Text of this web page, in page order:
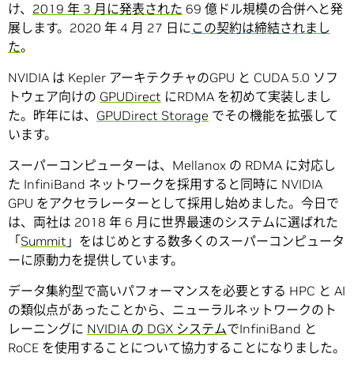
け、 2019 年 3 月に発表された 69 億ドル規模の合併へと発
展します。2020 年 4 月 27 日にこの契約は締結されまし
た。
NVIDIA は Kepler アーキテクチャのGPU と CUDA 5.0 ソフ
トウェア向けの GPUDirect にRDMA を初めて実装しまし
た。昨年には、 GPUDirect Storage でその機能を拡張して
います。
スーパーコンピューターは、Mellanox の RDMA に対応し
た InfiniBand ネットワークを採用すると同時に NVIDIA
GPU をアクセラレーターとして採用し始めました。今日で
は、両社は 2018 年 6 月に世界最速のシステムに選ばれた
「Summit 」をはじめとする数多くのスーパーコンピュータ
ーに原動力を提供しています。
データ集約型で高いパフォーマンスを必要とする HPC と AI
の類似点があったことから、ニューラルネットワークのト
レーニングに NVIDIA の DGX システムでInfiniBand と
RoCE を使用することについて協力することになりました。